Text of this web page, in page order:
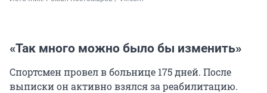
«Так много можно было бы изменить»
Спортсмен провел в больнице 175 дней. После
выписки он активно взялся за реабилитацию.